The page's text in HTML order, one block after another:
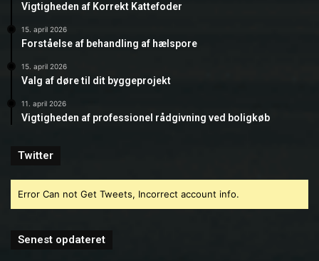
Vigtigheden af Korrekt Kattefoder
15. april 2026
Forståelse af behandling af hælspore
15. april 2026
Valg af døre til dit byggeprojekt
11. april 2026
Vigtigheden af professionel rådgivning ved boligkøb
Twitter
Error Can not Get Tweets, Incorrect account info.
Senest opdateret